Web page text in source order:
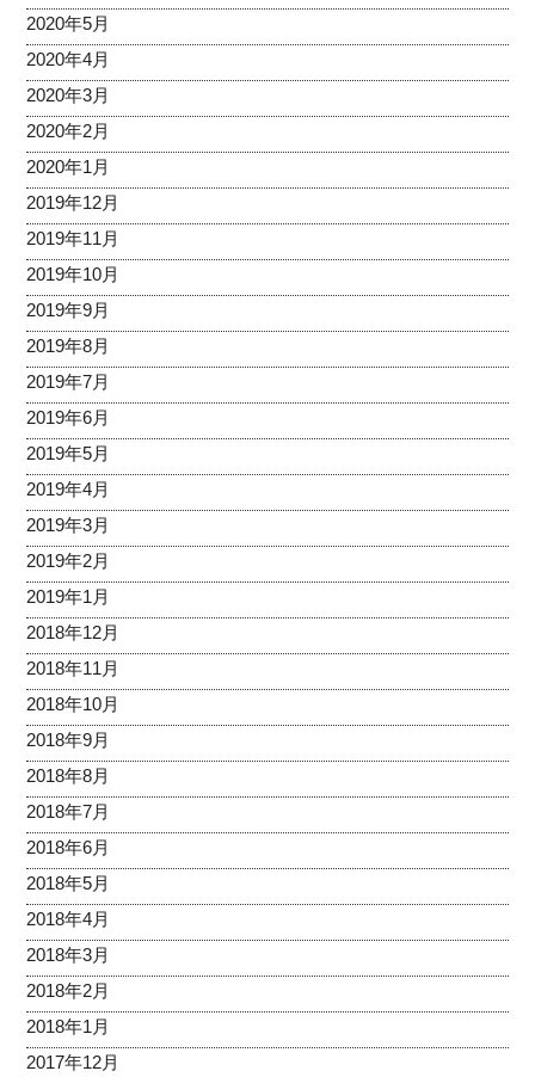
2020年5月
2020年4月
2020年3月
2020年2月
2020年1月
2019年12月
2019年11月
2019年10月
2019年9月
2019年8月
2019年7月
2019年6月
2019年5月
2019年4月
2019年3月
2019年2月
2019年1月
2018年12月
2018年11月
2018年10月
2018年9月
2018年8月
2018年7月
2018年6月
2018年5月
2018年4月
2018年3月
2018年2月
2018年1月
2017年12月